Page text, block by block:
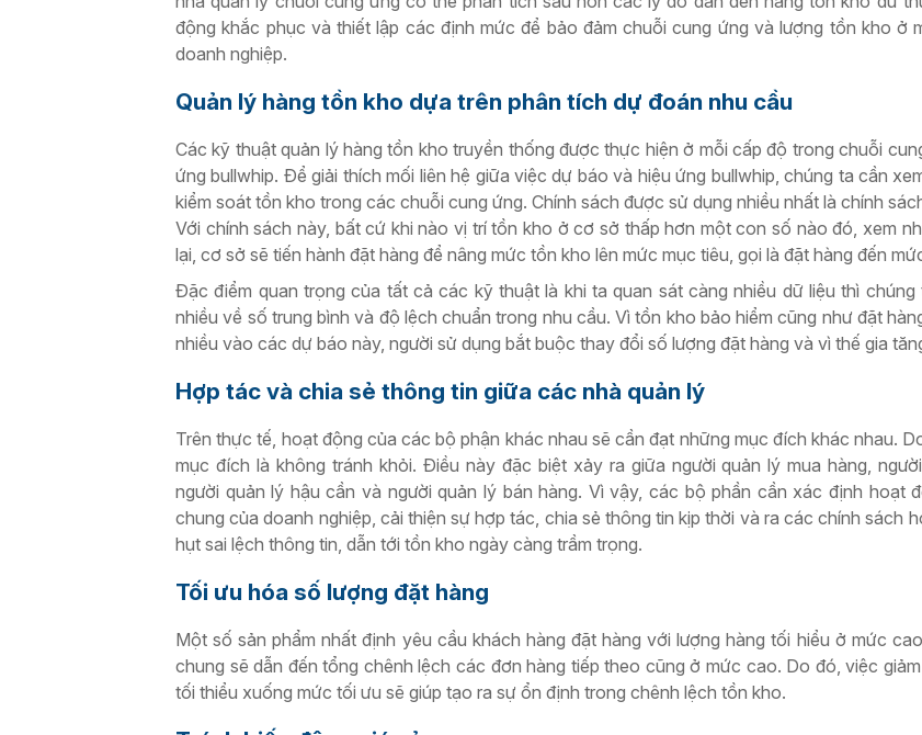
động khắc phục và thiết lập các định mức để bảo đảm chuỗi cung ứng và lượng tồn kho ở
doanh nghiệp.
Quản lý hàng tồn kho dựa trên phân tích dự đoán nhu cầu
Các kỹ thuật quản lý hàng tồn kho truyền thống được thực hiện ở mỗi cấp độ trong chuỗi
ứng bullwhip. Để giải thích mối liên hệ giữa việc dự báo và hiệu ứng bullwhip, chúng ta cần
kiểm soát tồn kho trong các chuỗi cung ứng. Chính sách được sử dụng nhiều nhất là chính
Với chính sách này, bất cứ khi nào vị trí tồn kho ở cơ sở thấp hơn một con số nào đó, xem
lại, cơ sở sẽ tiến hành đặt hàng để nâng mức tồn kho lên mức mục tiêu, gọi là đặt hàng đến
Đặc điểm quan trọng của tất cả các kỹ thuật là khi ta quan sát càng nhiều dữ liệu thì chúng
nhiều về số trung bình và độ lệch chuẩn trong nhu cầu. Vì tồn kho bảo hiểm cũng như đặt
nhiều vào các dự báo này, người sử dụng bắt buộc thay đổi số lượng đặt hàng và vì thế gia
Hợp tác và chia sẻ thông tin giữa các nhà quản lý
Trên thực tế, hoạt động của các bộ phận khác nhau sẽ cần đạt những mục đích khác nhau.
mục đích là không tránh khỏi. Điều này đặc biệt xảy ra giữa người quản lý mua hàng,
người quản lý hậu cần và người quản lý bán hàng. Vì vậy, các bộ phần cần xác định hoạt
chung của doanh nghiệp, cải thiện sự hợp tác, chia sẻ thông tin kịp thời và ra các chính sách
hụt sai lệch thông tin, dẫn tới tồn kho ngày càng trầm trọng.
Tối ưu hóa số lượng đặt hàng
Một số sản phẩm nhất định yêu cầu khách hàng đặt hàng với lượng hàng tối hiểu ở mức
chung sẽ dẫn đến tổng chênh lệch các đơn hàng tiếp theo cũng ở mức cao. Do đó, việc
tối thiểu xuống mức tối ưu sẽ giúp tạo ra sự ổn định trong chênh lệch tồn kho.